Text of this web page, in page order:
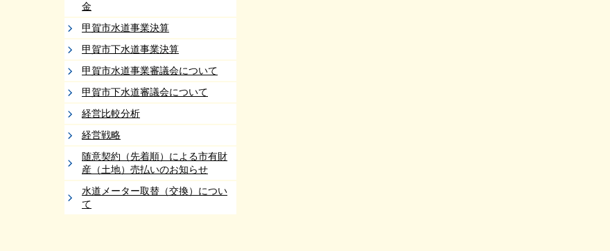
金
甲賀市水道事業決算
甲賀市下水道事業決算
甲賀市水道事業審議会について
甲賀市下水道審議会について
経営比較分析
経営戦略
随意契約（先着順）による市有財
産（土地）売払いのお知らせ
水道メーター取替（交換）につい
て